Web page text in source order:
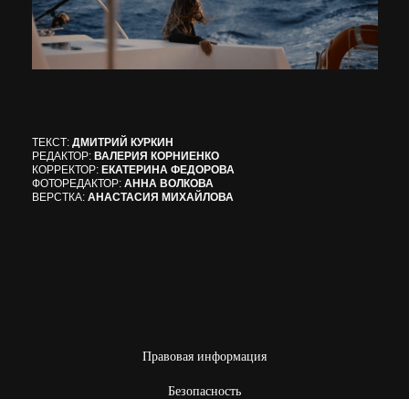
ТЕКСТ: ДМИТРИЙ КУРКИН
РЕДАКТОР: ВАЛЕРИЯ КОРНИЕНКО
КОРРЕКТОР: ЕКАТЕРИНА ФЕДОРОВА
ФОТОРЕДАКТОР: АННА ВОЛКОВА
ВЕРСТКА: АНАСТАСИЯ МИХАЙЛОВА
Правовая информация
Безопасность